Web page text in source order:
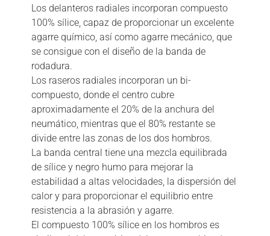
Los delanteros radiales incorporan compuesto
100% sílice, capaz de proporcionar un excelente
agarre químico, así como agarre mecánico, que
se consigue con el diseño de la banda de
rodadura.
Los raseros radiales incorporan un bi-
compuesto, donde el centro cubre
aproximadamente el 20% de la anchura del
neumático, mientras que el 80% restante se
divide entre las zonas de los dos hombros.
La banda central tiene una mezcla equilibrada
de sílice y negro humo para mejorar la
estabilidad a altas velocidades, la dispersión del
calor y para proporcionar el equilibrio entre
resistencia a la abrasión y agarre.
El compuesto 100% sílice en los hombros es